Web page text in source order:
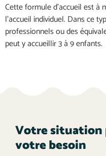
Cette formule d’accueil est à
l’accueil individuel. Dans ce
professionnels ou des
peut y accueillir 3 à 9 enfants.
Votre situation
votre besoin